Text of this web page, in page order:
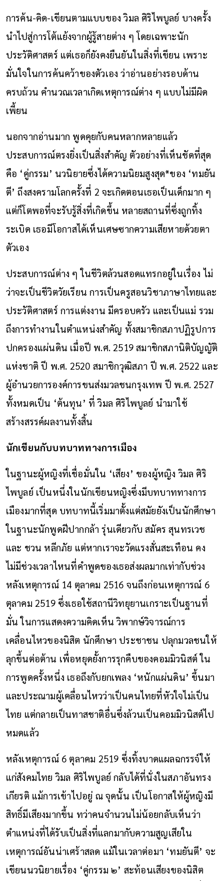
การค้น-คิด-เขียนตามแบบของ วิมล ศิริไพบูลย์ บางครั้ง
นำไปสู่การโต้แย้งจากผู้รู้สายต่าง ๆ โดยเฉพาะนัก
ประวัติศาสตร์ แต่เธอก็ยังคงยืนยันในสิ่งที่เขียน เพราะ
มั่นใจในการค้นคว้าของตัวเอง ว่าอ่านอย่างรอบด้าน
ครบถ้วน คำนวณเวลาเกิดเหตุการณ์ต่าง ๆ แบบไม่มีผิด
เพี้ยน
นอกจากอ่านมาก พูดคุยกับคนหลากหลายแล้ว
ประสบการณ์ตรงยิ่งเป็นสิ่งสำคัญ ตัวอย่างที่เห็นชัดที่สุด
คือ ‘คู่กรรม’ นวนิยายซึ่งได้ความนิยมสูงสุด*ของ ‘ทมยัน
ตี’ ถึงสงครามโลกครั้งที่ 2 จะเกิดตอนเธอเป็นเด็กมาก ๆ
แต่ก็โตพอที่จะรับรู้สิ่งที่เกิดขึ้น หลายสถานที่ซึ่งถูกทิ้ง
ระเบิด เธอมีโอกาสได้เห็นเศษซากความเสียหายด้วยตา
ตัวเอง
ประสบการณ์ต่าง ๆ ในชีวิตล้วนสอดแทรกอยู่ในเรื่อง ไม่
ว่าจะเป็นชีวิตวัยเรียน การเป็นครูสอนวิชาภาษาไทยและ
ประวัติศาสตร์ การแต่งงาน มีครอบครัว และเป็นแม่ รวม
ถึงการทำงานในตำแหน่งสำคัญ ทั้งสมาชิกสภาปฏิรูปการ
ปกครองแผ่นดิน เมื่อปี พ.ศ. 2519 สมาชิกสภานิติบัญญัติ
แห่งชาติ ปี พ.ศ. 2520 สมาชิกวุฒิสภา ปี พ.ศ. 2522 และ
ผู้อำนวยการองค์การขนส่งมวลชนกรุงเทพ ปี พ.ศ. 2527
ทั้งหมดเป็น ‘ต้นทุน’ ที่ วิมล ศิริไพบูลย์ นำมาใช้
สร้างสรรค์ผลงานทั้งสิ้น
นักเขียนกับบทบาททางการเมือง
ในฐานะผู้หญิงที่เชื่อมั่นใน ‘เสียง’ ของผู้หญิง วิมล ศิริ
ไพบูลย์ เป็นหนึ่งในนักเขียนหญิงซึ่งมีบทบาททางการ
เมืองมากที่สุด บทบาทนี้เริ่มมาตั้งแต่สมัยยังเป็นนักศึกษา
ในฐานะนักพูดฝีปากกล้า รุ่นเดียวกับ สมัคร สุนทรเวช
และ ชวน หลีกภัย แต่หากเราจะวัดแรงสั่นสะเทือน คง
ไม่มีช่วงเวลาไหนที่คำพูดของเธอส่งผลมากเท่ากับช่วง
หลังเหตุการณ์ 14 ตุลาคม 2516 จนถึงก่อนเหตุการณ์ 6
ตุลาคม 2519 ซึ่งเธอใช้สถานีวิทยุยานเกราะเป็นฐานที่
มั่น ในการแสดงความคิดเห็น วิพากษ์วิจารณ์การ
เคลื่อนไหวของนิสิต นักศึกษา ประชาชน ปลุกมวลชนให้
ลุกขึ้นต่อต้าน เพื่อหยุดยั้งการรุกคืบของคอมมิวนิสต์ ใน
การพูดครั้งหนึ่ง เธอถึงกับยกเพลง ‘หนักแผ่นดิน’ ขึ้นมา
และประณามผู้เคลื่อนไหวว่าเป็นคนไทยที่หัวใจไม่เป็น
ไทย แต่กลายเป็นทาสชาติอื่นซึ่งล้วนเป็นคอมมิวนิสต์ไป
หมดแล้ว
หลังเหตุการณ์ 6 ตุลาคม 2519 ซึ่งทิ้งบาดแผลฉกรรจ์ให้
แก่สังคมไทย วิมล ศิริไพบูลย์ กลับได้ที่นั่งในสภาอันทรง
เกียรติ แม้การเข้าไปอยู่ ณ จุดนั้น เป็นโอกาสให้ผู้หญิงมี
สิทธิ์มีเสียงมากขึ้น ทว่าคนจำนวนไม่น้อยกลับเห็นว่า
ตำแหน่งที่ได้รับเป็นสิ่งที่แลกมากับความสูญเสียใน
เหตุการณ์อันน่าเศร้าสลด แม้ในเวลาต่อมา ‘ทมยันตี’ จะ
เขียนนวนิยายเรื่อง ‘คู่กรรม ๒’ สะท้อนเสียงของนิสิต